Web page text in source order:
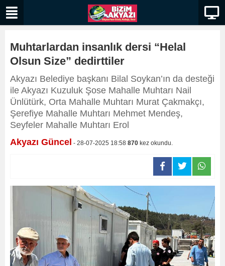
Muhtarlardan insanlık dersi “Helal
Olsun Size” dedirttiler
​​​​​​​Akyazı Belediye başkanı Bilal Soykan’ın da desteği
ile Akyazı Kuzuluk Şose Mahalle Muhtarı Nail
Ünlütürk, Orta Mahalle Muhtarı Murat Çakmakçı,
Şerefiye Mahalle Muhtarı Mehmet Mendeş,
Seyfeler Mahalle Muhtarı Erol
Akyazı Güncel - 28-07-2025 18:58 870 kez okundu.